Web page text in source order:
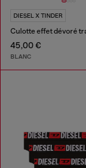
DIESEL X TINDER
Culotte effet dévoré
45,00 €
BLANC